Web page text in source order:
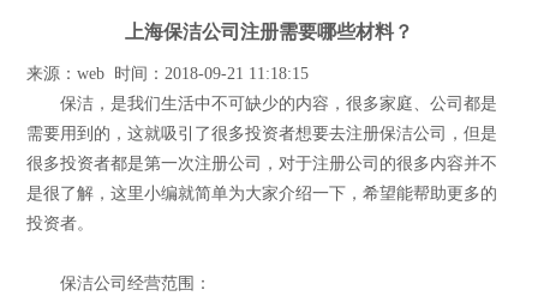
上海保洁公司注册需要哪些材料？
来源：web 时间：2018-09-21 11:18:15
保洁，是我们生活中不可缺少的内容，很多家庭、公司都是
需要用到的，这就吸引了很多投资者想要去注册保洁公司，但是
很多投资者都是第一次注册公司，对于注册公司的很多内容并不
是很了解，这里小编就简单为大家介绍一下，希望能帮助更多的
投资者。
保洁公司经营范围：